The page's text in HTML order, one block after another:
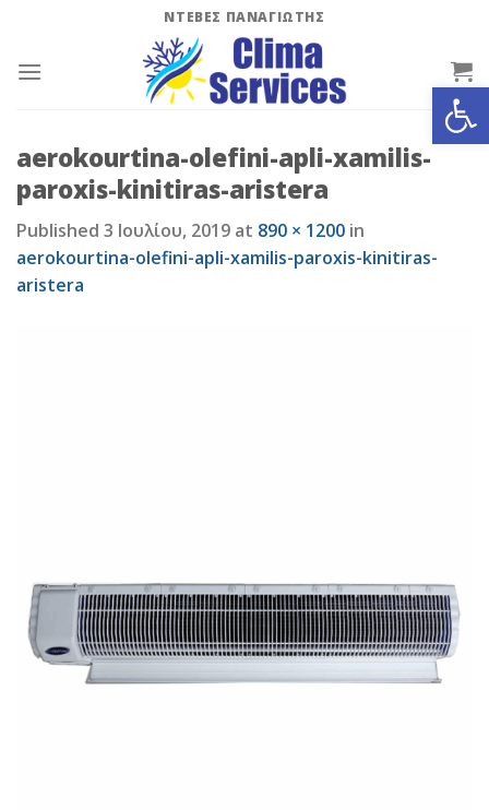
content
ΝΤΕΒΕΣ ΠΑΝΑΓΙΩΤΗΣ
aerokourtina-olefini-apli-xamilis-
paroxis-kinitiras-aristera
Published 3 Ιουλίου, 2019 at 890 × 1200 in
aerokourtina-olefini-apli-xamilis-paroxis-kinitiras-
aristera